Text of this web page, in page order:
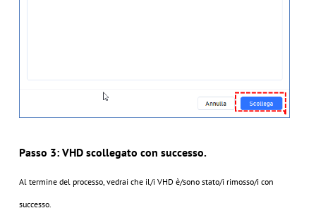
Passo 3: VHD scollegato con successo.
Al termine del processo, vedrai che il/i VHD è/sono stato/i rimosso/i con
successo.